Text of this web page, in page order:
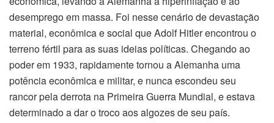
desemprego em massa. Foi nesse cenário de devastação
material, econômica e social que Adolf Hitler encontrou o
terreno fértil para as suas ideias políticas. Chegando ao
poder em 1933, rapidamente tornou a Alemanha uma
potência econômica e militar, e nunca escondeu seu
rancor pela derrota na Primeira Guerra Mundial, e estava
determinado a dar o troco aos algozes de seu país.